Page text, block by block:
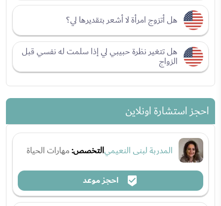
هل أتزوج امرأة لا أشعر بتقديرها لي؟
هل تتغير نظرة حبيبي لي إذا سلمت له نفسي قبل
الزواج
احجز استشارة اونلاين
المدربة لبنى النعيميالتخصص:مهارات الحياة
احجز موعد